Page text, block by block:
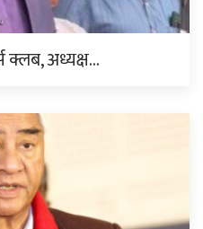
क्लब, अध्यक्ष…